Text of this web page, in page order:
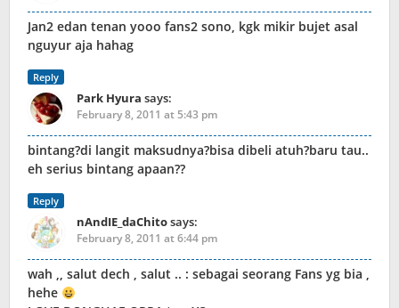
Jan2 edan tenan yooo fans2 sono, kgk mikir bujet asal
nguyur aja hahag
Reply
Park Hyura says:
February 8, 2011 at 5:43 pm
bintang?di langit maksudnya?bisa dibeli atuh?baru tau..
eh serius bintang apaan??
Reply
nAndIE_daChitosays:
February 8, 2011 at 6:44 pm
wah ,, salut dech , salut .. : sebagai seorang Fans yg bia ,
hehe